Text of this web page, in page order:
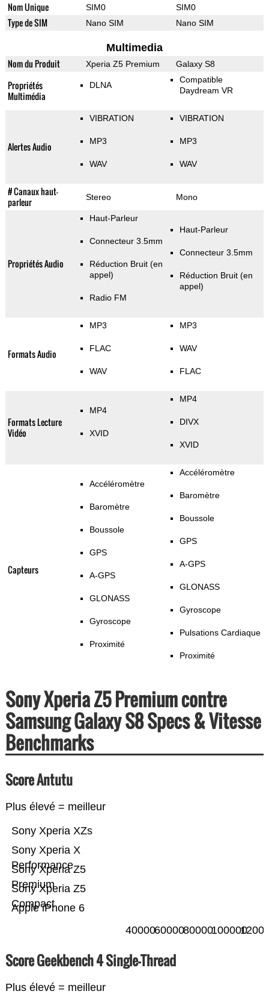
Nom Unique SIM0 SIM0
Type de SIM Nano SIM Nano SIM
Multimedia
Nom du Produit Xperia Z5 Premium Galaxy S8
Propriétés
Multimédia
DLNA
Compatible
Daydream VR
Alertes Audio
VIBRATION
MP3
WAV
VIBRATION
MP3
WAV
# Canaux haut-
parleur
Stereo Mono
Propriétés Audio
Haut-Parleur
Connecteur 3.5mm
Réduction Bruit (en
appel)
Radio FM
Haut-Parleur
Connecteur 3.5mm
Réduction Bruit (en
appel)
Formats Audio
MP3
FLAC
WAV
MP3
WAV
FLAC
Formats Lecture
Vidéo
MP4
XVID
MP4
DIVX
XVID
Capteurs
Accéléromètre
Baromètre
Boussole
GPS
A-GPS
GLONASS
Gyroscope
Proximité
Accéléromètre
Baromètre
Boussole
GPS
A-GPS
GLONASS
Gyroscope
Pulsations Cardiaque
Proximité
Sony Xperia Z5 Premium contre
Samsung Galaxy S8 Specs & Vitesse
Benchmarks
Score Antutu
Plus élevé = meilleur
Apple iPhone 6
Sony Xperia Z5
Compact
Sony Xperia Z5
Premium
Sony Xperia X
Performance
Sony Xperia XZs
400006000080000100000
Score Geekbench 4 Single-Thread
Plus élevé = meilleur